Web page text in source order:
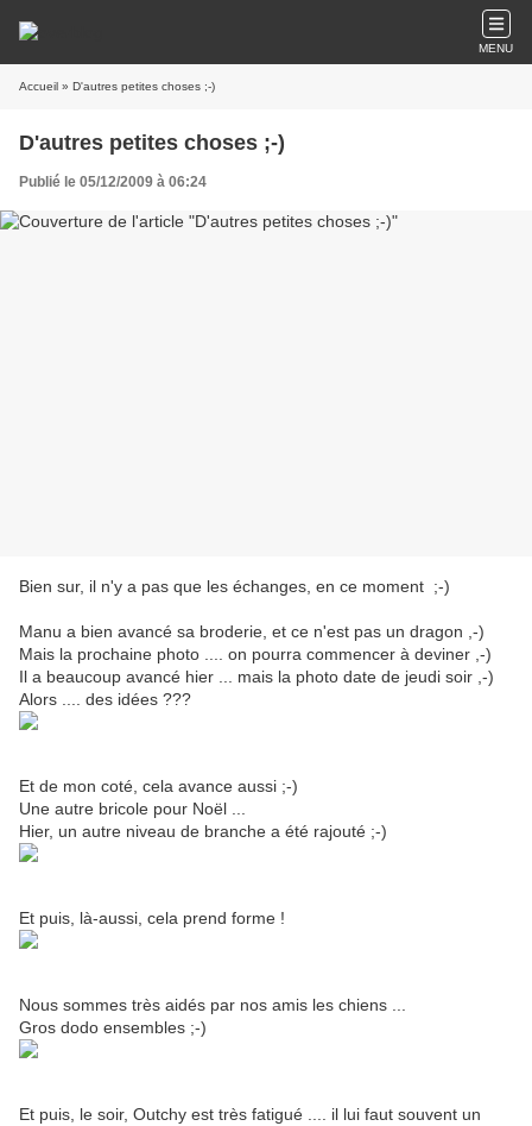
MENU
Accueil » D'autres petites choses ;-)
D'autres petites choses ;-)
Publié le 05/12/2009 à 06:24
Bien sur, il n'y a pas que les échanges, en ce moment ;-)
Manu a bien avancé sa broderie, et ce n'est pas un dragon ,-)
Mais la prochaine photo .... on pourra commencer à deviner ,-)
Il a beaucoup avancé hier ... mais la photo date de jeudi soir ,-)
Alors .... des idées ???
Et de mon coté, cela avance aussi ;-)
Une autre bricole pour Noël ...
Hier, un autre niveau de branche a été rajouté ;-)
Et puis, là-aussi, cela prend forme !
Nous sommes très aidés par nos amis les chiens ...
Gros dodo ensembles ;-)
Et puis, le soir, Outchy est très fatigué .... il lui faut souvent un